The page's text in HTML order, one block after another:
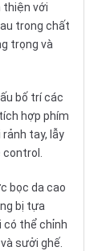
thiện với
trong chất
trọng và
bố trí các
hợp phím
tay, lẫy
control.
bọc da cao
bị tựa
có thể chỉnh
sưởi ghế.